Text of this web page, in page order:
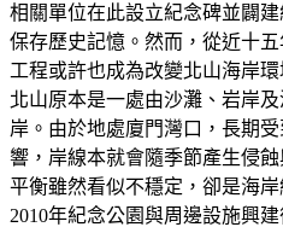
相關單位在此設立紀念碑並闢
保存歷史記憶。然而，從近十
工程或許也成為改變北山海岸環
北山原本是一處由沙灘、岩岸
岸。由於地處廈門灣口，長期
響，岸線本就會隨季節產生侵
平衡雖然看似不穩定，卻是海
2010年紀念公園與周邊設施興